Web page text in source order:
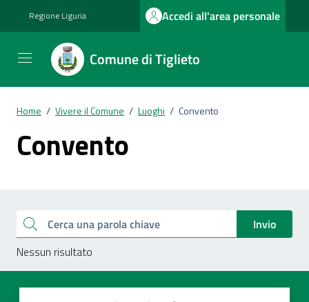
Regione Liguria Accedi all'area personale
Comune di Tiglieto
Home / Vivere il Comune / Luoghi / Convento
Convento
Esplora tutti i documenti
Cerca una parola chiave
Invio
Nessun risultato